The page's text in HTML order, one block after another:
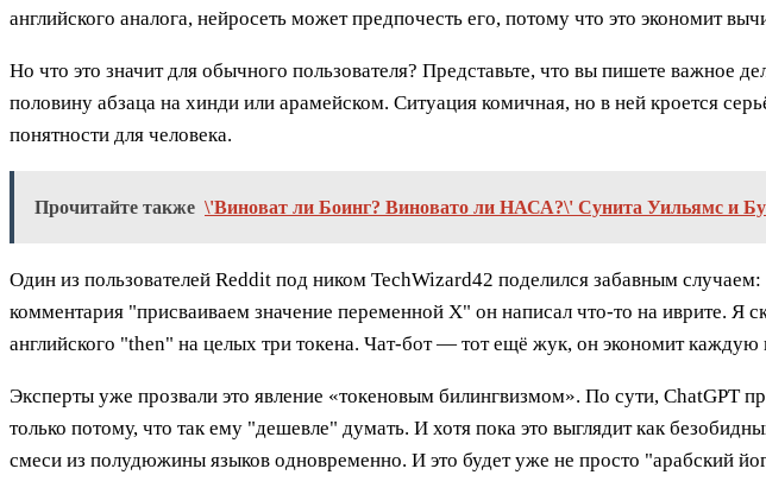
английского аналога, нейросеть может предпочесть его, потому что это экономит
Но что это значит для обычного пользователя? Представьте, что вы пишете важное
половину абзаца на хинди или арамейском. Ситуация комичная, но в ней кроется
понятности для человека.
Прочитайте также \'Виноват ли Боинг? Виновато ли НАСА?\' Сунита Уильямс и
Один из пользователей Reddit под ником TechWizard42 поделился забавным
комментария "присваиваем значение переменной X" он написал что-то на иврите. Я
английского "then" на целых три токена. Чат-бот — тот ещё жук, он экономит каждую
Эксперты уже прозвали это явление «токеновым билингвизмом». По сути, ChatGPT
только потому, что так ему "дешевле" думать. И хотя пока это выглядит как
смеси из полудюжины языков одновременно. И это будет уже не просто "арабский